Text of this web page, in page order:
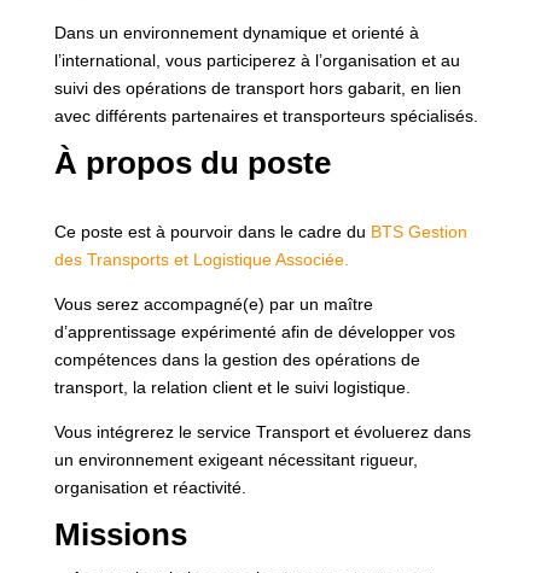
Dans un environnement dynamique et orienté à
l’international, vous participerez à l’organisation et au
suivi des opérations de transport hors gabarit, en lien
avec différents partenaires et transporteurs spécialisés.
À propos du poste
Ce poste est à pourvoir dans le cadre du BTS Gestion
des Transports et Logistique Associée.
Vous serez accompagné(e) par un maître
d’apprentissage expérimenté afin de développer vos
compétences dans la gestion des opérations de
transport, la relation client et le suivi logistique.
Vous intégrerez le service Transport et évoluerez dans
un environnement exigeant nécessitant rigueur,
organisation et réactivité.
Missions